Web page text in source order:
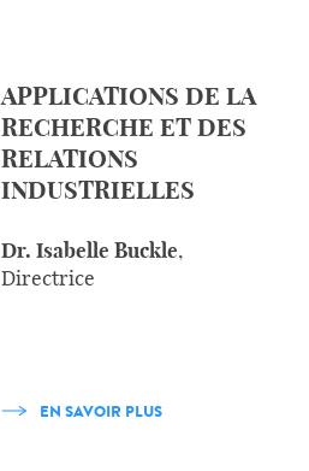
APPLICATIONS DE LA
RECHERCHE ET DES
RELATIONS
INDUSTRIELLES
Dr. Isabelle Buckle,
Directrice
EN SAVOIR PLUS